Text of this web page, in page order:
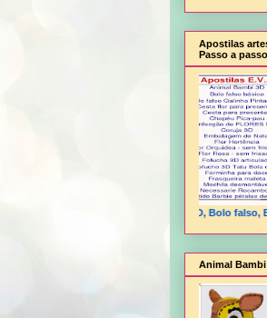
Apostilas
Passo a
Animal Bambi 3D, Bolo falso,
Animal Bambi